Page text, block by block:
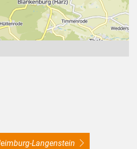
Heimburg-Langenstein